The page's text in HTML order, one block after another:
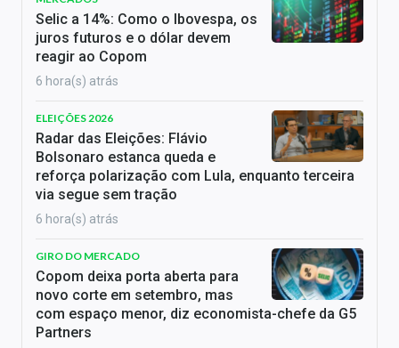
Selic a 14%: Como o Ibovespa, os
juros futuros e o dólar devem
reagir ao Copom
6 hora(s) atrás
ELEIÇÕES 2026
Radar das Eleições: Flávio
Bolsonaro estanca queda e
reforça polarização com Lula, enquanto terceira
via segue sem tração
6 hora(s) atrás
GIRO DO MERCADO
Copom deixa porta aberta para
novo corte em setembro, mas
com espaço menor, diz economista-chefe da G5
Partners